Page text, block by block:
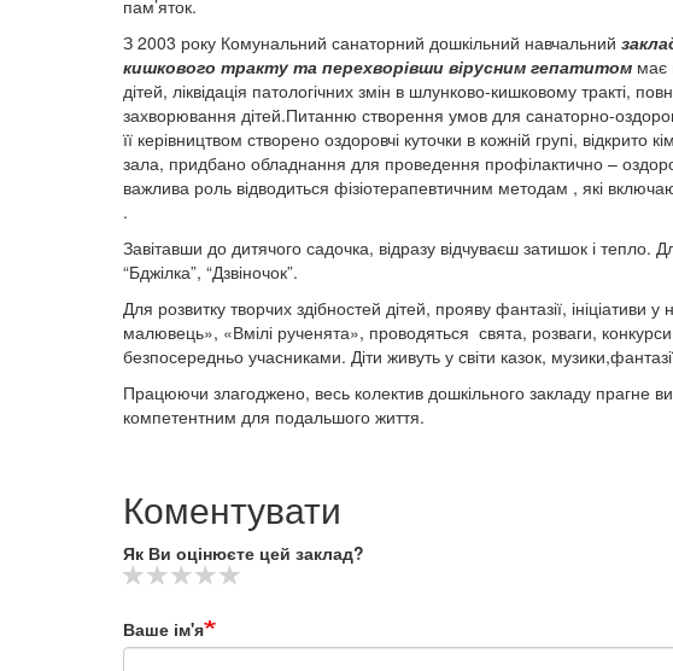
пам’яток.
З 2003 року Комунальний санаторний дошкільний навчальний
кишкового тракту та перехворівши вірусним гепатитом має
дітей, ліквідація патологічних змін в шлунково-кишковому тракті,
захворювання дітей.Питанню створення умов для санаторно-
її керівництвом створено оздоровчі куточки в кожній групі,
зала, придбано обладнання для проведення профілактично –
важлива роль відводиться фізіотерапевтичним методам , які
.
Завітавши до дитячого садочка, відразу відчуваєш затишок і тепло.
“Бджілка”, “Дзвіночок”.
Для розвитку творчих здібностей дітей, прояву фантазії,
малювець», «Вмілі рученята», проводяться свята, розваги,
безпосередньо учасниками. Діти живуть у світи казок,
Працюючи злагоджено, весь колектив дошкільного закладу прагне
компетентним для подальшого життя.
Коментувати
Як Ви оцінюєте цей заклад?
Ваше ім'я